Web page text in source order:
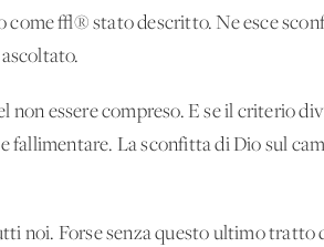
come √® stato descritto. Ne esce
essere compreso. E se il criterio
fallimentare. La sconfitta di Dio sul
noi. Forse senza questo ultimo tratto